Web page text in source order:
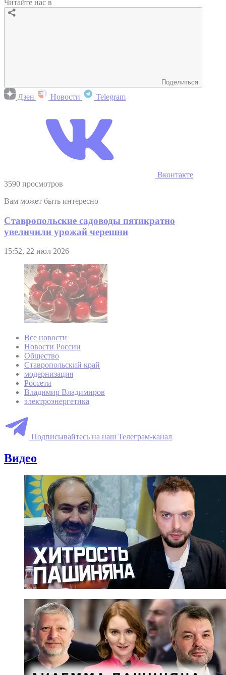
Читайте нас в
Поделиться
Дзен Новости Telegram
Вконтакте
3590 просмотров
Вам может быть интересно
Ставропольские садоводы пятикратно
увеличили урожай черешни
15:52, 22 июл 2026
Все новости
Новости России
Общество
Ставропольский край
модернизация
Россети
Владимир Владимиров
электроэнергетика
Подписывайтесь на наш Телеграм-канал
Видео